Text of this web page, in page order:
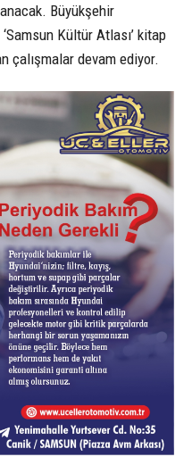
Büyükşehir
Kültür Atlası’ kitap
çalışmalar devam ediyor.